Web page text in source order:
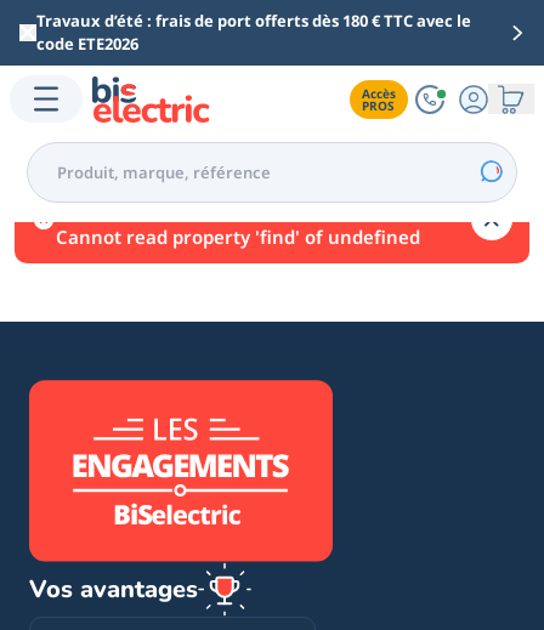
Aller au contenu principal
Travaux d’été : frais de port offerts dès 180 € TTC avec le
code ETE2026
Accès
PROS
Une erreur est survenue.
Cannot read property 'find' of undefined
Vos avantages